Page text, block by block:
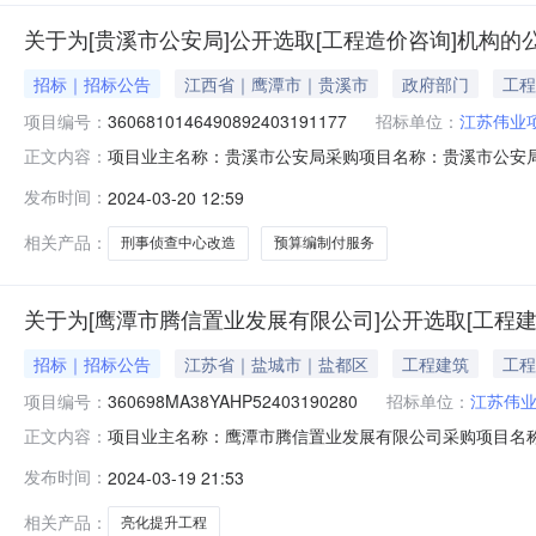
关于为[贵溪市公安局]公开选取[工程造价咨询]机构的
招标｜招标公告 江西省｜鹰潭市｜贵溪市 政府部门
工程
项目编号： 3606810146490892403191177 招标单位： 江苏伟业
正文内容： 项目业主名称：贵溪市公安局采购项目名称：贵溪市公
刑事侦查中心改造项目预算编制付服务洽谈时间：3（个
业：江苏伟业项目管理有限公司,融
发布时间： 2024-03-20 12:59
相关产品：
刑事侦查中心改造 预算编制付服务
关于为[鹰潭市腾信置业发展有限公司]公开选取[工程
招标｜招标公告 江苏省｜盐城市｜盐都区 工程建筑
工程
项目编号： 360698MA38YAHP52403190280 招标单位： 江苏伟
正文内容： 项目业主名称：鹰潭市腾信置业发展有限公司采购项目
间：3（个工作日）签订合同时间：15（个工作日）合同
限公司,中建鼎正项目管理有限公司截
发布时间： 2024-03-19 21:53
相关产品：
亮化提升工程